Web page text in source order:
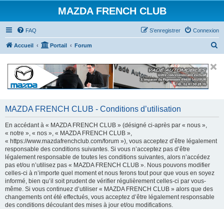
MAZDA FRENCH CLUB
FAQ Connexion
S’enregistrer
Accueil Portail Forum
c
MAZDA FRENCH CLUB - Conditions d’utilisation
En accédant à « MAZDA FRENCH CLUB » (désigné ci-après par « nous »,
« notre », « nos », « MAZDA FRENCH CLUB »,
« https://www.mazdafrenchclub.com/forum »), vous acceptez d’être légalement
responsable des conditions suivantes. Si vous n’acceptez pas d’être
légalement responsable de toutes les conditions suivantes, alors n’accédez
pas et/ou n’utilisez pas « MAZDA FRENCH CLUB ». Nous pouvons modifier
celles-ci à n’importe quel moment et nous ferons tout pour que vous en soyez
informé, bien qu’il soit prudent de vérifier régulièrement celles-ci par vous-
même. Si vous continuez d’utiliser « MAZDA FRENCH CLUB » alors que des
changements ont été effectués, vous acceptez d’être légalement responsable
des conditions découlant des mises à jour et/ou modifications.